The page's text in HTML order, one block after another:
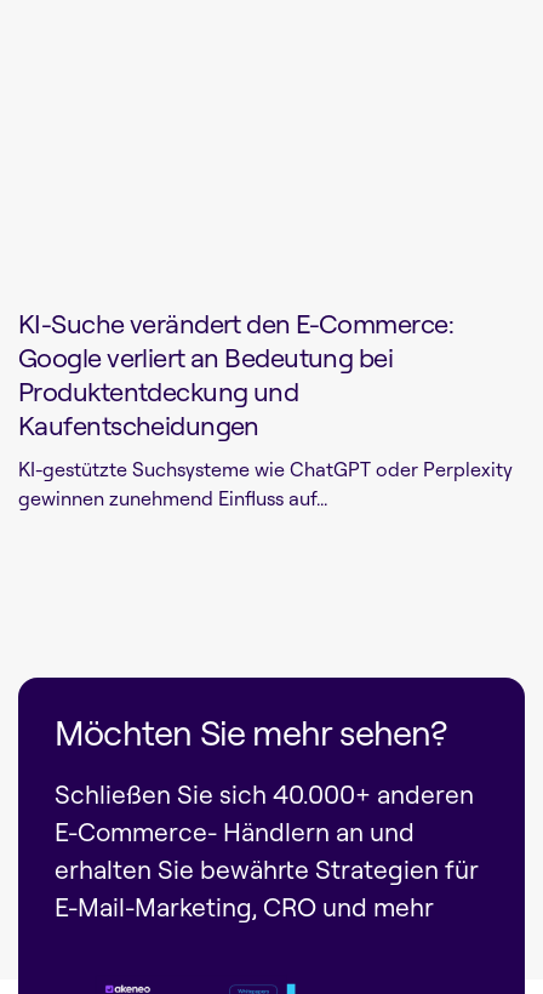
KI-Suche verändert den E-Commerce:
Google verliert an Bedeutung bei
Produktentdeckung und
Kaufentscheidungen
KI-gestützte Suchsysteme wie ChatGPT oder Perplexity
gewinnen zunehmend Einfluss auf...
Möchten Sie mehr sehen?
Schließen Sie sich 40.000+ anderen
E-Commerce- Händlern an und
erhalten Sie bewährte Strategien für
E-Mail-Marketing, CRO und mehr